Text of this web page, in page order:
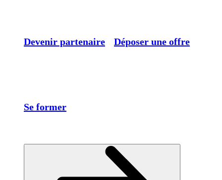
Devenir partenaire Déposer une offre
Se former